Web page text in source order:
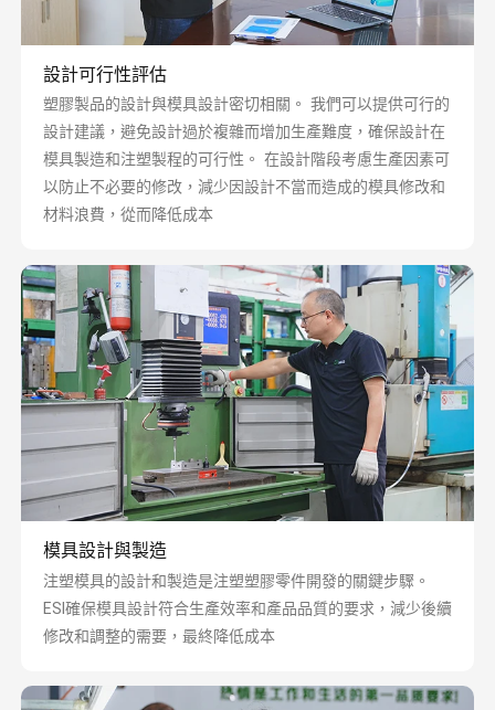
設計可行性評估
塑膠製品的設計與模具設計密切相關。 我們可以提供可行的
設計建議，避免設計過於複雜而增加生產難度，確保設計在
模具製造和注塑製程的可行性。 在設計階段考慮生產因素可
以防止不必要的修改，減少因設計不當而造成的模具修改和
材料浪費，從而降低成本
模具設計與製造
注塑模具的設計和製造是注塑塑膠零件開發的關鍵步驟。
ESI確保模具設計符合生產效率和產品品質的要求，減少後續
修改和調整的需要，最終降低成本